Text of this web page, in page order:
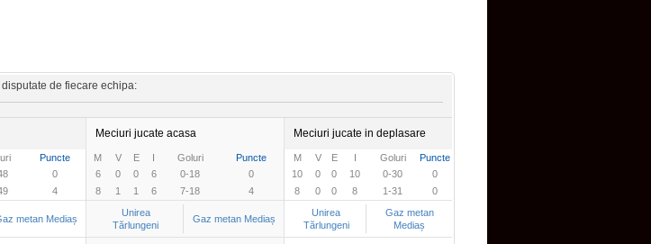
de fiecare echipa:
Meciuri jucate acasa Meciuri jucate in deplasare
Puncte M V E I Goluri Puncte M V E I Goluri Puncte
0 6 0 0 6 0-18 0 10 0 0 10 0-30 0
4 8 1 1 6 7-18 4 8 0 0 8 1-31
0
metan Mediaș
Unirea
Tărlungeni
Gaz metan Mediaș
Unirea
Tărlungeni
Gaz metan
Mediaș